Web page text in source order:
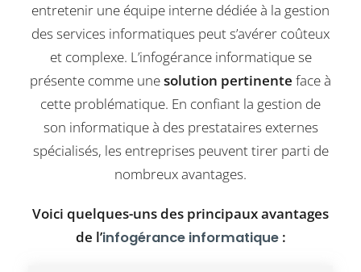
entretenir une équipe interne dédiée à la gestion
des services informatiques peut s’avérer coûteux
et complexe. L’infogérance informatique se
présente comme unesolution pertinente face à
cette problématique. En confiant la gestion de
son informatique à des prestataires externes
spécialisés, les entreprises peuvent tirer parti de
nombreux avantages.
Voici quelques-uns des principaux avantages
de l’infogérance informatique: